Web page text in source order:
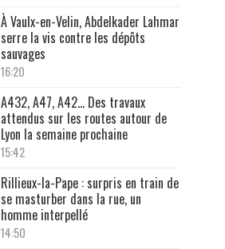
À Vaulx-en-Velin, Abdelkader Lahmar
serre la vis contre les dépôts
sauvages
16:20
A432, A47, A42… Des travaux
attendus sur les routes autour de
Lyon la semaine prochaine
15:42
Rillieux-la-Pape : surpris en train de
se masturber dans la rue, un
homme interpellé
14:50